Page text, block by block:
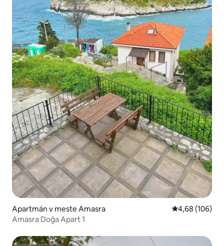
Apartmán v meste Amasra Priemerné
4,68 (106)
Amasra Doğa Apart 1